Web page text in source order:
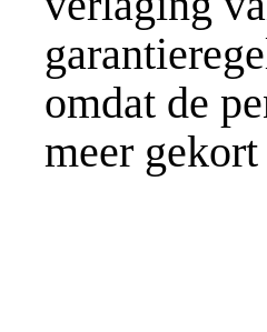
omdat de
meer